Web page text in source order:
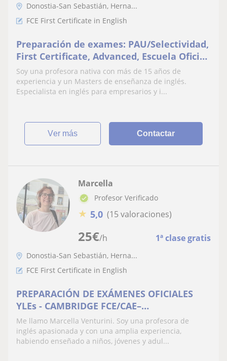
Donostia-San Sebastián, Herna...
FCE First Certificate in English
Preparación de exames: PAU/Selectividad,
First Certificate, Advanced, Escuela Oficial
de Idiomas
Soy una profesora nativa con más de 15 años de
experiencia y un Masters de enseñanza de inglés.
Especialista en inglés para empresarios y i...
ver más Contactar
25€/h 1ª clase gratis
Marcella
Profesor Verificado
★ 5,0 (15 valoraciones)
Donostia-San Sebastián, Herna...
FCE First Certificate in English
PREPARACIÓN DE EXÁMENES OFICIALES
YLEs - CAMBRIDGE FCE/CAE–
CONVERSACIÓN – CULTURA GENERAL
Me llamo Marcella Venturini. Soy una profesora de
inglés apasionada y con una amplia experiencia,
habiendo enseñado a niños, jóvenes y adul...